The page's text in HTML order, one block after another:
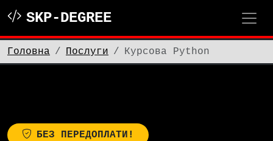
SKP-DEGREE
Головна Послуги Курсова Python
БЕЗ ПЕРЕДОПЛАТИ!